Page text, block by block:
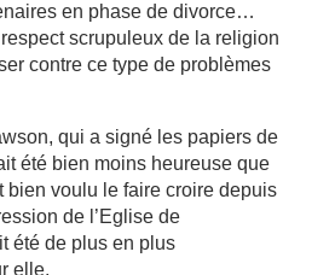
en phase de divorce…
scrupuleux de la religion
contre ce type de problèmes
qui a signé les papiers de
été bien moins heureuse que
bien voulu le faire croire depuis
de l’Eglise de
été de plus en plus
elle.